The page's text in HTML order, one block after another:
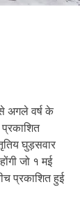
अगले वर्ष के
घुड़सवार
जो १ मई
प्रकाशित हुई